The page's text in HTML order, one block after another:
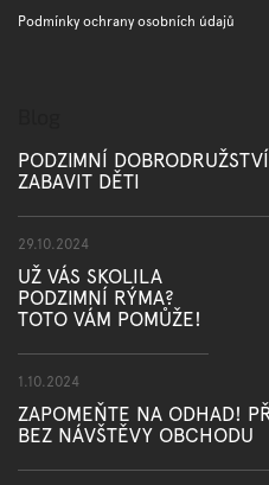
Podmínky ochrany osobních údajů
PODZIMNÍ
ZABAVIT DĚTI
29.10.2024
UŽ VÁS SKOLILA
PODZIMNÍ RÝMA?
TOTO VÁM POMŮŽE!
1.10.2024
ZAPOMEŇTE NA ODHAD!
BEZ NÁVŠTĚVY OBCHODU